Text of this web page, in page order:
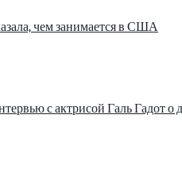
чем занимается в США
с актрисой Галь Гадот о